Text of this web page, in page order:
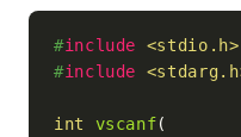
#include
<stdio.h>
#include
int vscanf(